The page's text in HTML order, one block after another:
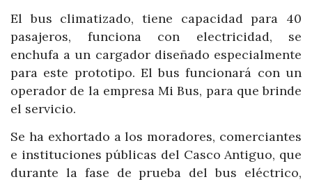
El bus climatizado, tiene capacidad para 40
pasajeros, funciona con electricidad, se
enchufa a un cargador diseñado especialmente
para este prototipo. El bus funcionará con un
operador de la empresa Mi Bus, para que brinde
el servicio.
Se ha exhortado a los moradores, comerciantes
e instituciones públicas del Casco Antiguo, que
durante la fase de prueba del bus eléctrico,